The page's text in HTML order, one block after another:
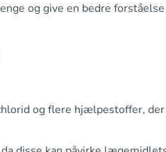
og give en bedre forståelse
og flere hjælpestoffer,